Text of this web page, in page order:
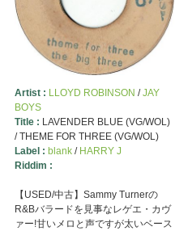
Artist : LLOYD ROBINSON /JAY
BOYS
Title : LAVENDER BLUE (VG/WOL)
/ THEME FOR THREE (VG/WOL)
Label : blank/ HARRY J
Riddim :
【USED/中古】Sammy Turnerの
R&Bバラードを見事なレゲエ・カヴ
ァー!甘いメロと声ですが太いベース